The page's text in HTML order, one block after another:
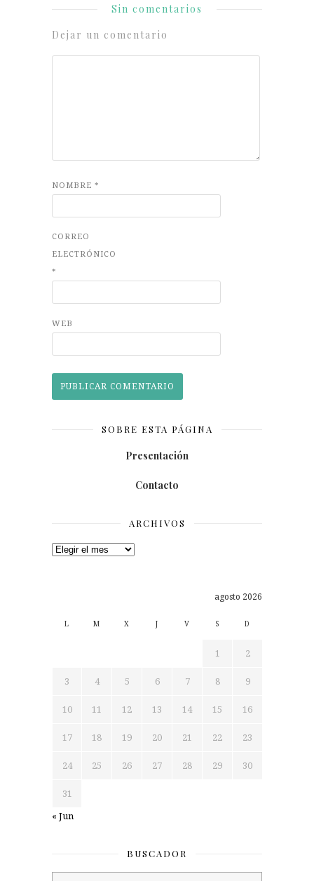
Sin comentarios
Dejar un comentario
NOMBRE *
CORREO
ELECTRÓNICO
*
WEB
SOBRE ESTA PÁGINA
Presentación
Contacto
ARCHIVOS
Archivos
agosto 2026
L M X V S D
1 2
3 4 5 6 7 8 9
10 11 12 13 14 15 16
17 18 19 20 21 22 23
24 25 26 27 28 29 30
31
« Jun
BUSCADOR